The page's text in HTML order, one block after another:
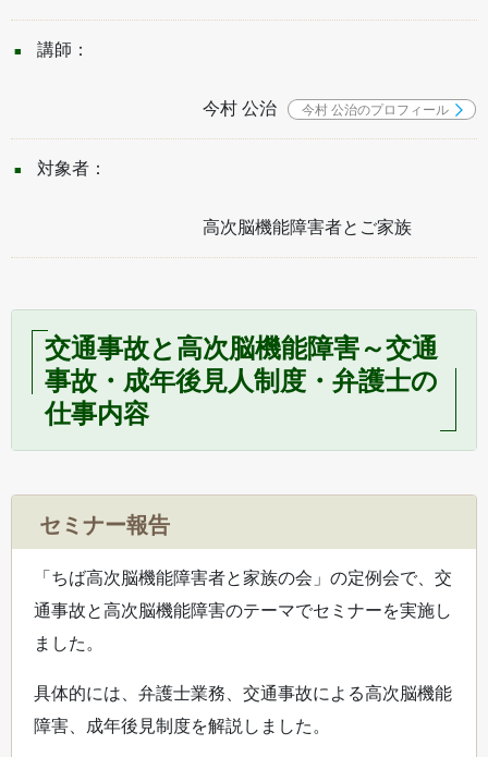
講師：
今村 公治 今村 公治のプロフィール
対象者：
高次脳機能障害者とご家族
交通事故と高次脳機能障害～交通
事故・成年後見人制度・弁護士の
仕事内容
セミナー報告
「ちば高次脳機能障害者と家族の会」の定例会で、交
通事故と高次脳機能障害のテーマでセミナーを実施し
ました。
具体的には、弁護士業務、交通事故による高次脳機能
障害、成年後見制度を解説しました。